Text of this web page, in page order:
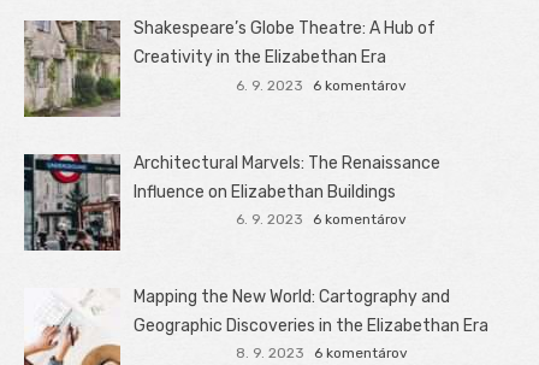
Shakespeare’s Globe Theatre: A Hub of
Creativity in the Elizabethan Era
6. 9. 2023 6 komentárov
Architectural Marvels: The Renaissance
Influence on Elizabethan Buildings
6. 9. 2023 6 komentárov
Mapping the New World: Cartography and
Geographic Discoveries in the Elizabethan Era
8. 9. 2023 6 komentárov